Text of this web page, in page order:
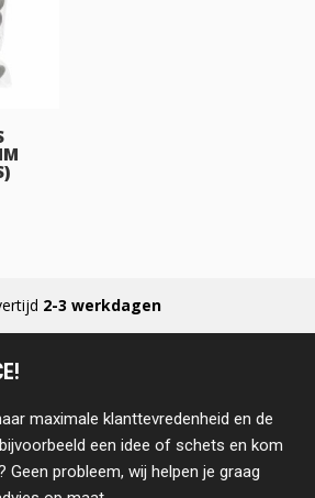
2-3 werkdagen
maximale klanttevredenheid en de
een idee of schets en kom
Geen probleem, wij helpen je graag